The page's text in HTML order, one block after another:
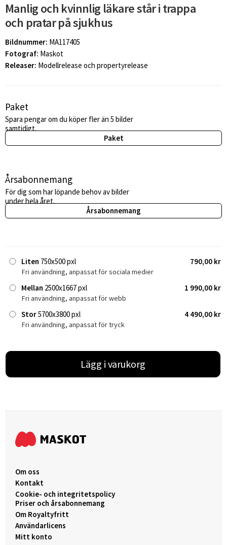
Manlig och kvinnlig läkare står i trappa
och pratar på sjukhus
Bildnummer: MA117405
Fotograf: Maskot
Releaser: Modellrelease och propertyrelease
Paket
Spara pengar om du köper fler än 5 bilder
samtidigt.
Paket
Årsabonnemang
För dig som har löpande behov av bilder
under hela året.
Årsabonnemang
Liten 750x500 pxl 790,00 kr
Fri användning, anpassat för sociala medier
Mellan 2500x1667 pxl 1 990,00 kr
Fri användning, anpassat för webb
Stor5700x3800 pxl 4 490,00 kr
Fri användning, anpassat för tryck
Lägg i varukorg
Om oss
Kontakt
Cookie- och integritetspolicy
Priser och årsabonnemang
Om Royaltyfritt
Användarlicens
Mitt konto